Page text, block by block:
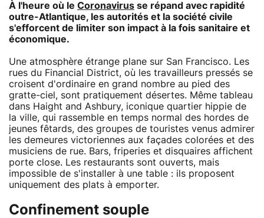
À l'heure où le Coronavirus se répand avec rapidité
outre-Atlantique, les autorités et la société civile
s'efforcent de limiter son impact à la fois sanitaire et
économique.
Une atmosphère étrange plane sur San Francisco. Les
rues du Financial District, où les travailleurs pressés se
croisent d'ordinaire en grand nombre au pied des
gratte-ciel, sont pratiquement désertes. Même tableau
dans Haight and Ashbury, iconique quartier hippie de
la ville, qui rassemble en temps normal des hordes de
jeunes fêtards, des groupes de touristes venus admirer
les demeures victoriennes aux façades colorées et des
musiciens de rue. Bars, friperies et disquaires affichent
porte close. Les restaurants sont ouverts, mais
impossible de s'installer à une table : ils proposent
uniquement des plats à emporter.
Confinement souple